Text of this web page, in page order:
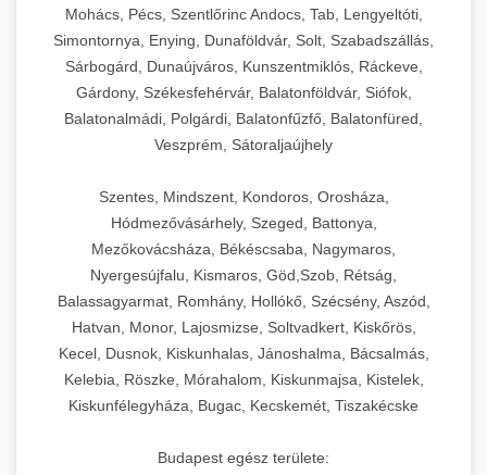
Mohács, Pécs, Szentlőrinc Andocs, Tab, Lengyeltóti,
Simontornya, Enying, Dunaföldvár, Solt, Szabadszállás,
Sárbogárd, Dunaújváros, Kunszentmiklós, Ráckeve,
Gárdony, Székesfehérvár, Balatonföldvár, Siófok,
Balatonalmádi, Polgárdi, Balatonfűzfő, Balatonfüred,
Veszprém, Sátoraljaújhely
Szentes, Mindszent, Kondoros, Orosháza,
Hódmezővásárhely, Szeged, Battonya,
Mezőkovácsháza, Békéscsaba, Nagymaros,
Nyergesújfalu, Kismaros, Göd,Szob, Rétság,
Balassagyarmat, Romhány, Hollókő, Szécsény, Aszód,
Hatvan, Monor, Lajosmizse, Soltvadkert, Kiskőrös,
Kecel, Dusnok, Kiskunhalas, Jánoshalma, Bácsalmás,
Kelebia, Röszke, Mórahalom, Kiskunmajsa, Kistelek,
Kiskunfélegyháza, Bugac, Kecskemét, Tiszakécske
Budapest egész területe: